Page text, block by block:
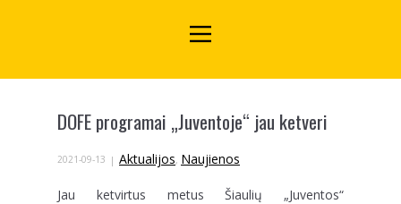
0667 19366
DOFE programai „Juventoje“ jau ketveri
2021-09-13 Aktualijos, Naujienos
Jau ketvirtus metus Šiaulių „Juventos“